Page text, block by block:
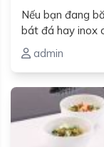
Nếu bạn đang
bát đá hay inox
admin